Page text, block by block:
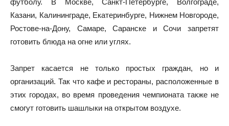
Казани, Калининграде, Екатеринбурге, Нижнем Новгороде,
Ростове-на-Дону, Самаре, Саранске и Сочи запретят
готовить блюда на огне или углях.
Запрет касается не только простых граждан, но и
организаций. Так что кафе и рестораны, расположенные в
этих городах, во время проведения чемпионата также не
смогут готовить шашлыки на открытом воздухе.